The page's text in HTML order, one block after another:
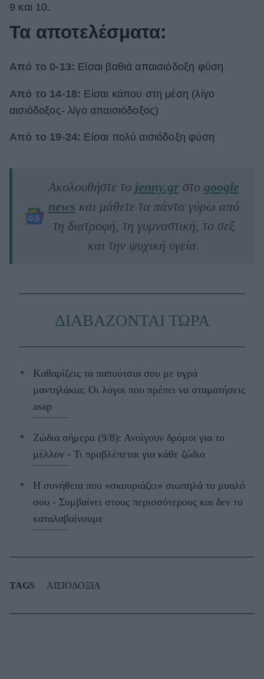
9 και 10.
Τα αποτελέσματα:
Από το 0-13: Είσαι βαθιά απαισιόδοξη φύση
Από το 14-18: Είσαι κάπου στη μέση (λίγο
αισιόδοξος- λίγο απαισιόδοξος)
Από το 19-24: Είσαι πολύ αισιόδοξη φύση
Ακολουθήστε το jenny.grστο google
news και μάθετε τα πάντα γύρω από
τη διατροφή, τη γυμναστική, το σεξ
και την ψυχική υγεία.
ΔΙΑΒΑΖΟΝΤΑΙ ΤΩΡΑ
Kαθαρίζεις τα παπούτσια σου με υγρά
μαντηλάκια; Οι λόγοι που πρέπει να σταματήσεις
asap
Ζώδια σήμερα (9/8): Ανοίγουν δρόμοι για το
μέλλον - Τι προβλέπεται για κάθε ζώδιο
Η συνήθεια που «σκουριάζει» σιωπηλά το μυαλό
σου - Συμβαίνει στους περισσότερους και δεν το
καταλαβαίνουμε
TAGS ΑΙΣΙΟΔΟΞΙΑ